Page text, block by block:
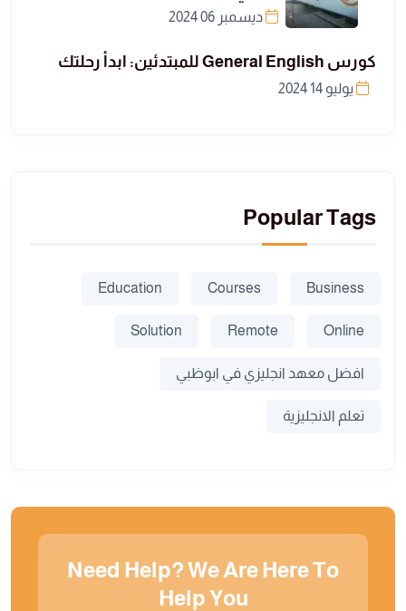
ديسمبر 06 2024
كورس General English للمبتدئين: ابدأ رحلتك
يوليو 14 2024
Popular Tags
Business
Courses
Education
Online
Remote
Solution
افضل معهد انجليزي في ابوظبي
تعلم الانجليزية
Need Help? We Are Here To
Help You